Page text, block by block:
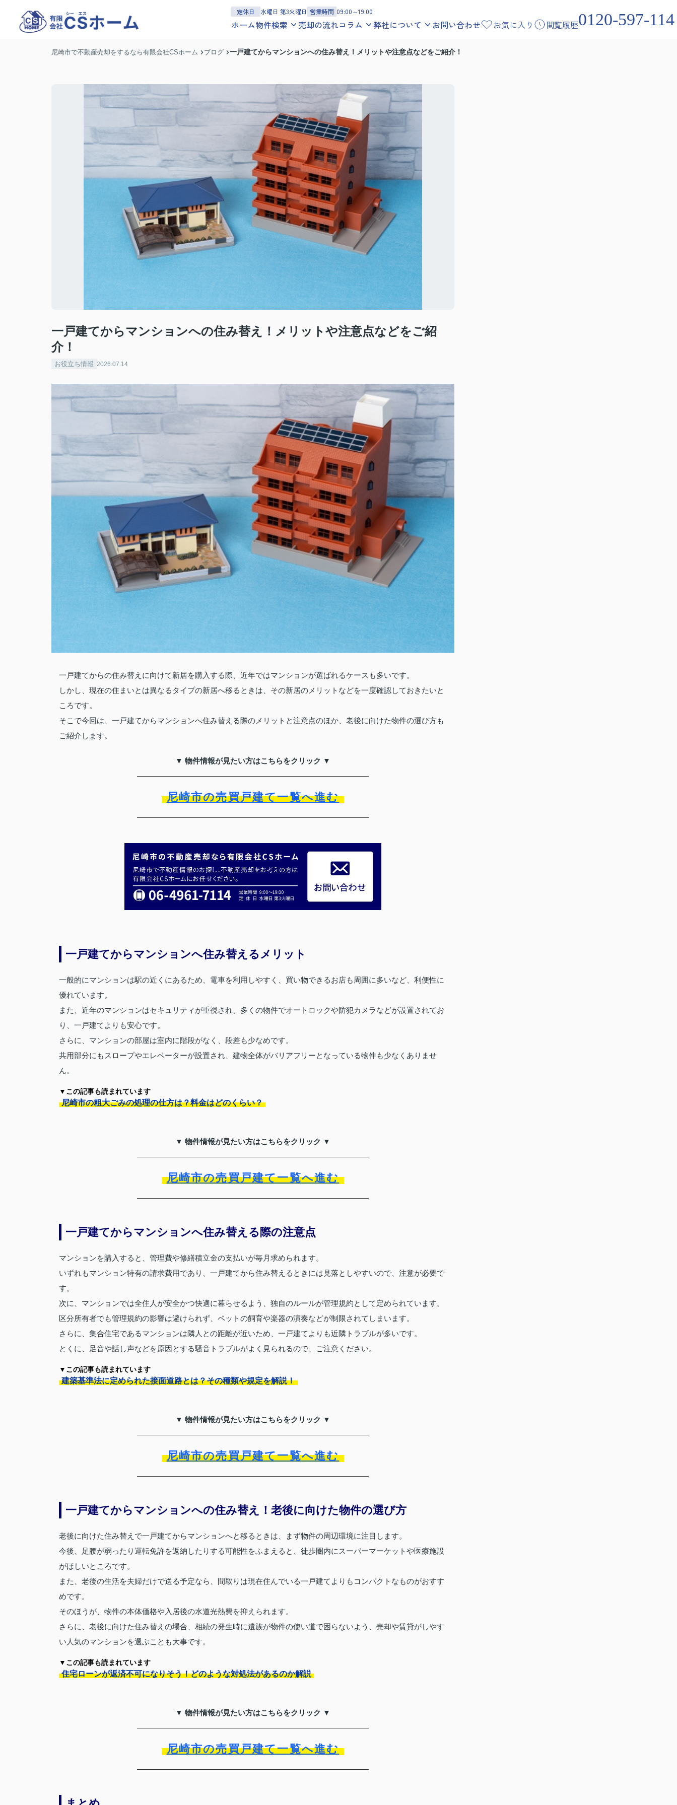
定休日 水曜日 第3火曜日 営業時間 09:00～19:00
ホーム物件検索
沿線エリア 地図 学区
エリア 学区
土地を探す
エリア地図学区
売却の流れコラム
スタッフブログ
弊社について
会社概要
アクセスマップ
お問い合わせ お気に入り 閲覧履歴0120-597-114
尼崎市で不動産売却をするなら有限会社CSホーム ブログ 一戸建てからマンションへの住み替え！メリットや注意点などをご紹介！
一戸建てからマンションへの住み替え！メリットや注意点などをご紹
介！
お役立ち情報 2026.07.14
一戸建てからの住み替えに向けて新居を購入する際、近年ではマンションが選ばれるケースも多いです。
しかし、現在の住まいとは異なるタイプの新居へ移るときは、その新居のメリットなどを一度確認しておきたいと
ころです。
そこで今回は、一戸建てからマンションへ住み替える際のメリットと注意点のほか、老後に向けた物件の選び方も
ご紹介します。
▼ 物件情報が見たい方はこちらをクリック ▼
尼崎市の売買戸建て一覧へ進む
一戸建てからマンションへ住み替えるメリット
一般的にマンションは駅の近くにあるため、電車を利用しやすく、買い物できるお店も周囲に多いなど、利便性に
優れています。
また、近年のマンションはセキュリティが重視され、多くの物件でオートロックや防犯カメラなどが設置されてお
り、一戸建てよりも安心です。
さらに、マンションの部屋は室内に階段がなく、段差も少なめです。
共用部分にもスロープやエレベーターが設置され、建物全体がバリアフリーとなっている物件も少なくありませ
ん。
▼この記事も読まれています
尼崎市の粗大ごみの処理の仕方は？料金はどのくらい？
▼ 物件情報が見たい方はこちらをクリック ▼
尼崎市の売買戸建て一覧へ進む
一戸建てからマンションへ住み替える際の注意点
マンションを購入すると、管理費や修繕積立金の支払いが毎月求められます。
いずれもマンション特有の請求費用であり、一戸建てから住み替えるときには見落としやすいので、注意が必要で
す。
次に、マンションでは全住人が安全かつ快適に暮らせるよう、独自のルールが管理規約として定められています。
区分所有者でも管理規約の影響は避けられず、ペットの飼育や楽器の演奏などが制限されてしまいます。
さらに、集合住宅であるマンションは隣人との距離が近いため、一戸建てよりも近隣トラブルが多いです。
とくに、足音や話し声などを原因とする騒音トラブルがよく見られるので、ご注意ください。
▼この記事も読まれています
建築基準法に定められた接面道路とは？その種類や規定を解説！
▼ 物件情報が見たい方はこちらをクリック ▼
尼崎市の売買戸建て一覧へ進む
一戸建てからマンションへの住み替え！老後に向けた物件の選び方
老後に向けた住み替えで一戸建てからマンションへと移るときは、まず物件の周辺環境に注目します。
今後、足腰が弱ったり運転免許を返納したりする可能性をふまえると、徒歩圏内にスーパーマーケットや医療施設
がほしいところです。
また、老後の生活を夫婦だけで送る予定なら、間取りは現在住んでいる一戸建てよりもコンパクトなものがおすす
めです。
そのほうが、物件の本体価格や入居後の水道光熱費を抑えられます。
さらに、老後に向けた住み替えの場合、相続の発生時に遺族が物件の使い道で困らないよう、売却や賃貸がしやす
い人気のマンションを選ぶことも大事です。
▼この記事も読まれています
住宅ローンが返済不可になりそう！どのような対処法があるのか解説
▼ 物件情報が見たい方はこちらをクリック ▼
尼崎市の売買戸建て一覧へ進む